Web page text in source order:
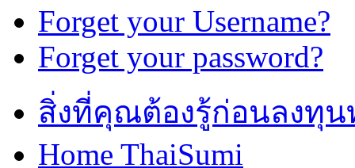
Forget your Username?
Forget your password?
สิ่งที่คุณต้องรู้ก่อนลงทุ
Home ThaiSumi